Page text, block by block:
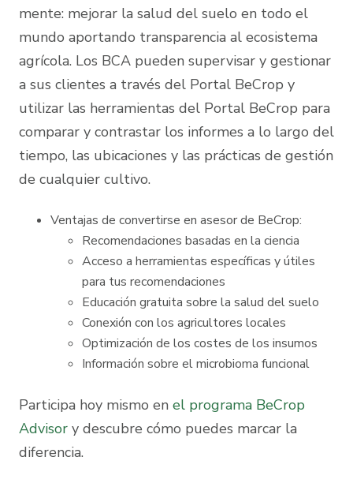
mente: mejorar la salud del suelo en todo el
mundo aportando transparencia al ecosistema
agrícola. Los BCA pueden supervisar y gestionar
a sus clientes a través del Portal BeCrop y
utilizar las herramientas del Portal BeCrop para
comparar y contrastar los informes a lo largo del
tiempo, las ubicaciones y las prácticas de gestión
de cualquier cultivo.
Ventajas de convertirse en asesor de BeCrop:
Recomendaciones basadas en la ciencia
Acceso a herramientas específicas y útiles
para tus recomendaciones
Educación gratuita sobre la salud del suelo
Conexión con los agricultores locales
Optimización de los costes de los insumos
Información sobre el microbioma funcional
Participa hoy mismo en el programa BeCrop
Advisor y descubre cómo puedes marcar la
diferencia.